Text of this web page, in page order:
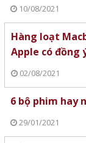
10/08/2021
Hàng loạt
Apple có đồng
02/08/2021
6 bộ phim hay
29/01/2021